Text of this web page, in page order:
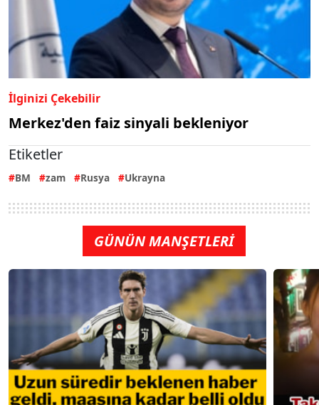
İlginizi Çekebilir
Merkez'den faiz sinyali bekleniyor
Etiketler
BM zam Rusya Ukrayna
GÜNÜN MANŞETLERİ